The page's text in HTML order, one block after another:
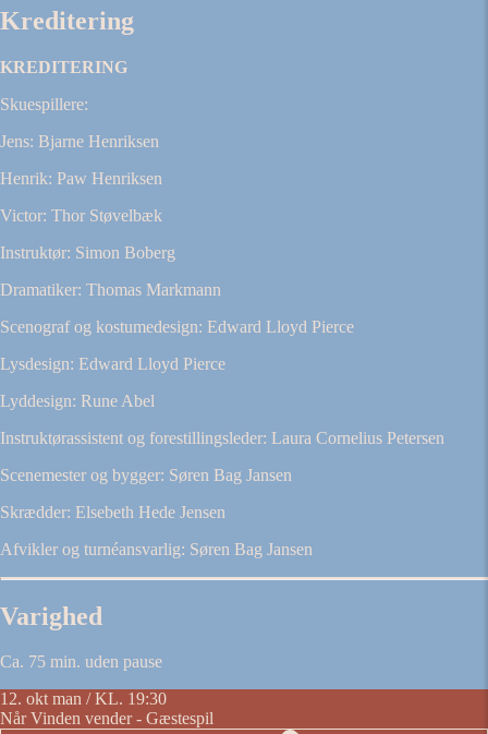
Kreditering
KREDITERING
Skuespillere:
Jens: Bjarne Henriksen
Henrik: Paw Henriksen
Victor: Thor Støvelbæk
Instruktør: Simon Boberg
Dramatiker: Thomas Markmann
Scenograf og kostumedesign: Edward Lloyd Pierce
Lysdesign: Edward Lloyd Pierce
Lyddesign: Rune Abel
Instruktørassistent og forestillingsleder: Laura Cornelius Petersen
Scenemester og bygger: Søren Bag Jansen
Skrædder: Elsebeth Hede Jensen
Afvikler og turnéansvarlig: Søren Bag Jansen
Varighed
Ca. 75 min. uden pause
12. okt man / KL. 19:30
Når Vinden vender - Gæstespil